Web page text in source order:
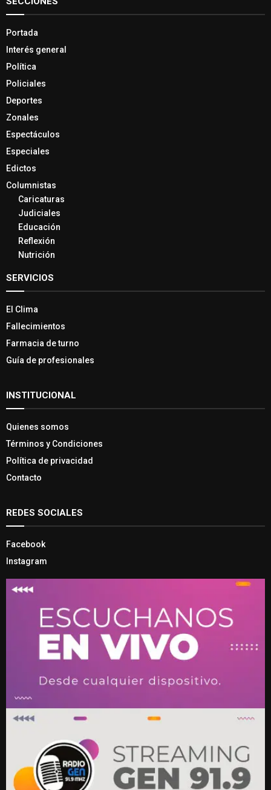
Portada
Interés general
Política
Policiales
Deportes
Zonales
Espectáculos
Especiales
Edictos
Columnistas
Caricaturas
Judiciales
Educación
Reflexión
Nutrición
SERVICIOS
El Clima
Fallecimientos
Farmacia de turno
Guía de profesionales
INSTITUCIONAL
Quienes somos
Términos y Condiciones
Política de privacidad
Contacto
REDES SOCIALES
Facebook
Instagram